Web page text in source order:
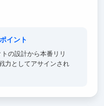
イント
の設計から本番リリ
力としてアサインされ